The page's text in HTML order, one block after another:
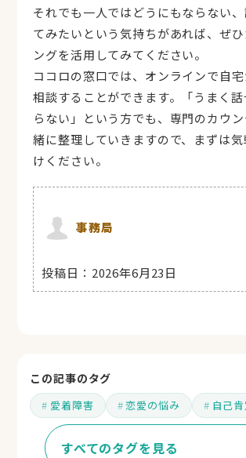
それでも一人ではどうにもならない
てみたいという気持ちがあれば、ぜひ
ングを活用してみてください。
ココロの窓口では、オンラインで自
相談することができます。「うまく
らない」という方でも、専門のカウ
緒に整理していきますので、まずは
けください。
事務局
投稿日： 2026年6月23日
この記事のタグ
愛着障害 恋愛の悩み 自己
すべてのタグを見る